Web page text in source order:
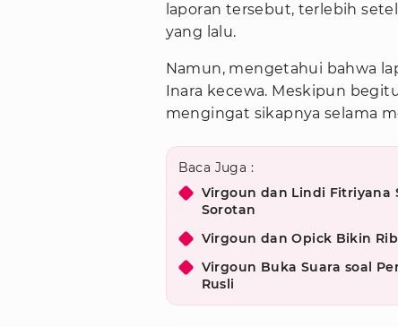
laporan tersebut, terlebih
yang lalu.
Namun, mengetahui bahwa
Inara kecewa. Meskipun
mengingat sikapnya selama
Baca Juga :
Virgoun dan Lindi Fitriyana
Sorotan
Virgoun dan Opick Bikin
Virgoun Buka Suara soal
Rusli